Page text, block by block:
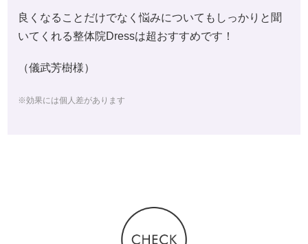
良くなることだけでなく悩みについてもしっかりと聞
いてくれる整体院Dressは超おすすめです！
（儀武芳樹様）
※効果には個人差があります